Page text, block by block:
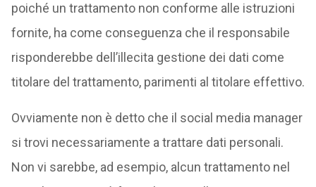
poiché un trattamento non conforme alle istruzioni
fornite, ha come conseguenza che il responsabile
risponderebbe dell’illecita gestione dei dati come
titolare del trattamento, parimenti al titolare effettivo.
Ovviamente non è detto che il social media manager
si trovi necessariamente a trattare dati personali.
Non vi sarebbe, ad esempio, alcun trattamento nel